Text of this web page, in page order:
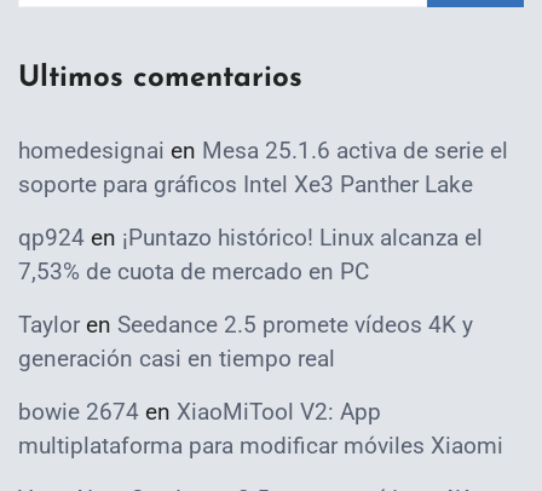
Ultimos comentarios
homedesignai en Mesa 25.1.6 activa de serie el
soporte para gráficos Intel Xe3 Panther Lake
qp924 en ¡Puntazo histórico! Linux alcanza el
7,53% de cuota de mercado en PC
Taylor en Seedance 2.5 promete vídeos 4K y
generación casi en tiempo real
bowie 2674 en XiaoMiTool V2: App
multiplataforma para modificar móviles Xiaomi